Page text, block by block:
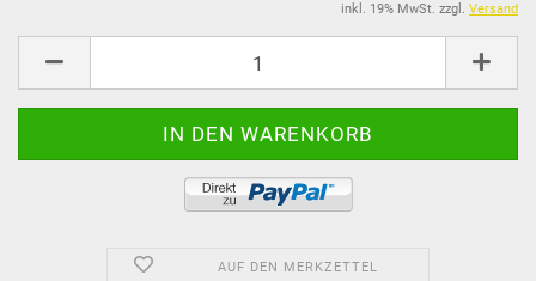
inkl. 19% MwSt. zzgl. Versand
AUF DEN MERKZETTEL